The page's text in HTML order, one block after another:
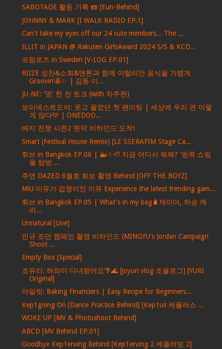
SABOTAGE 활동 기록 📼 [Eun-Behind]
JOHNNY & MARK [I WALK RADIO EP.1]
Can't take my eyes off our 24 cute members... The ...
ILLIT in JAPAN @ Rakuten GirlsAward 2024 S/S & KCO...
프림로즈 in Sweden [V-LOG EP.01]
RIIZE 성찬&소희&앤톤과 함께 이탈리안 음식을 가볍게
Groovin’🍝✨ | 김동 이...
JU-NE: '멍' 한 잔 토크 (with 차주완)
보이넥스트도어: 웃고 울었던 첫 팬미팅 | 세상에 우리 편 이렇
게 많다🩵 | ONEDOO...
배지 전쟁 시즌2 찐막 비하인드 도착!
Smart (Festival House Remix) [LE SSERAFIM Stage Ca...
휘브 in Bangkok EP.06 | 🐳☃🦥 지금 어디서 뭐해? '방콕 쇼핑
몰 탐방 ...
주연 DAZED 6월호 화보 촬영 Behind [OFF THE BOYZ]
MiU 미유가 겁쟁이인 이유 Experience the latest trending gam...
휘브 in Bangkok EP.05 | What's in my bag🧳제이더, 하승 캐
리...
Unnatural [Live]
민규 조던 캠페인 촬영 비하인드 (MINGYU's Jordan Campaign
Shoot ...
Empty Box [Special]
조유리: 하와이 다녀왔어요🌴🌊 [joyuri vlog 조율로그] [YURI
Original]
아일릿: Baking Financiers | Easy Recipe for Beginners...
Kep1going On [Dance Practice Behind] [Kep1us 케플러스 ...
WOKE UP [MV & Photoshoot Behind]
ABCD [MV Behind EP.01]
Goodbye Kep1erving Behind [Kep1erving 2 케플러빙 2]